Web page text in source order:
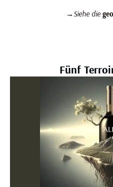
→ Siehe die
Fünf